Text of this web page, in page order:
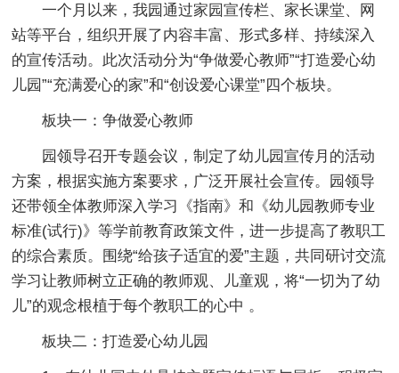
一个月以来，我园通过家园宣传栏、家长课堂、网
站等平台，组织开展了内容丰富、形式多样、持续深入
的宣传活动。此次活动分为“争做爱心教师”“打造爱心幼
儿园”“充满爱心的家”和“创设爱心课堂”四个板块。
板块一：争做爱心教师
园领导召开专题会议，制定了幼儿园宣传月的活动
方案，根据实施方案要求，广泛开展社会宣传。园领导
还带领全体教师深入学习《指南》和《幼儿园教师专业
标准(试行)》等学前教育政策文件，进一步提高了教职工
的综合素质。围绕“给孩子适宜的爱”主题，共同研讨交流
学习让教师树立正确的教师观、儿童观，将“一切为了幼
儿”的观念根植于每个教职工的心中 。
板块二：打造爱心幼儿园